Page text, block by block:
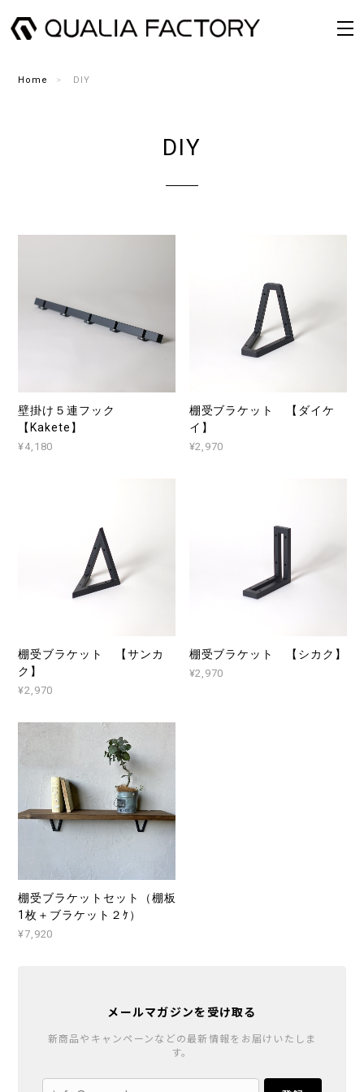
Home DIY
DIY
壁掛け５連フック
【Kakete】
¥4,180
棚受ブラケット 【ダイケ
イ】
¥2,970
棚受ブラケット 【サンカ
ク】
¥2,970
棚受ブラケット 【シカク】
¥2,970
棚受ブラケットセット（棚板
1枚＋ブラケット２ｹ）
¥7,920
メールマガジンを受け取る
新商品やキャンペーンなどの最新情報をお届けいたしま
す。